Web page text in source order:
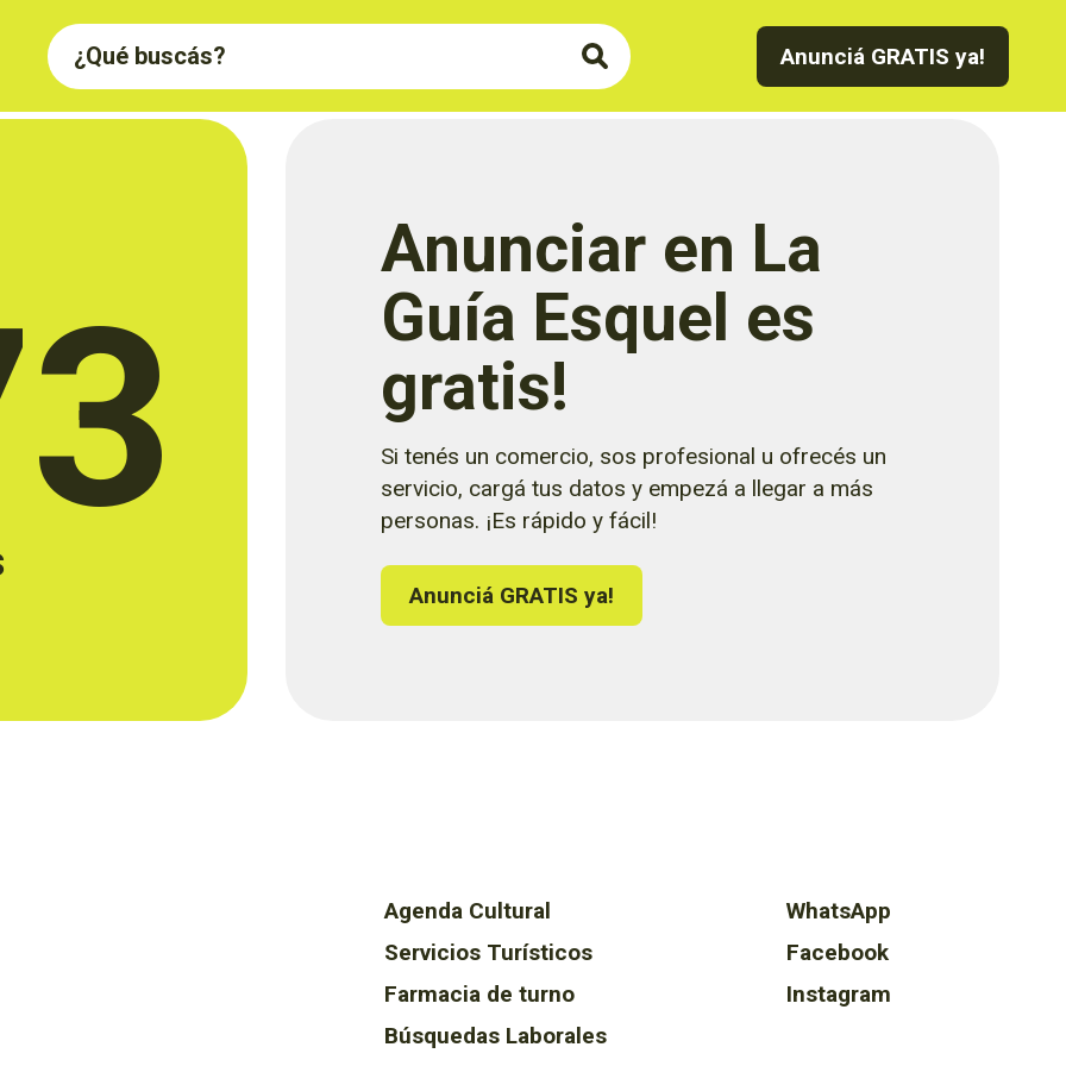
Anunciá GRATIS ya!
Anunciar en La
Guía Esquel es
gratis!
Si tenés un comercio, sos profesional u ofrecés un
servicio, cargá tus datos y empezá a llegar a más
personas. ¡Es rápido y fácil!
Anunciá GRATIS ya!
Agenda Cultural
Servicios Turísticos
Farmacia de turno
Búsquedas Laborales
WhatsApp
Facebook
Instagram